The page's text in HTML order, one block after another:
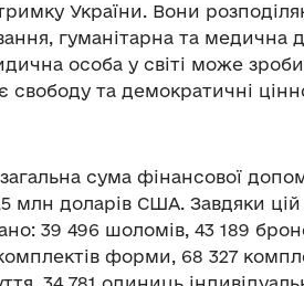
України. Вони
гуманітарна та медична
особа у світі може
свободу та демократичні
сума фінансової
млн доларів США. Завдяки
39 496 шоломів, 43 189
форми, 68 327